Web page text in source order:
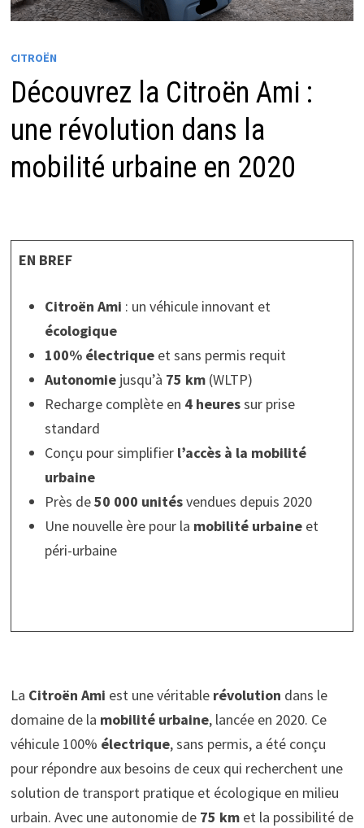
CITROËN
Découvrez la Citroën Ami :
une révolution dans la
mobilité urbaine en 2020
EN BREF
Citroën Ami : un véhicule innovant et
écologique
100% électriqueet sans permis requit
Autonomiejusqu’à 75 km(WLTP)
Recharge complète en 4 heuressur prise
standard
Conçu pour simplifier l’accès à la mobilité
urbaine
Près de50 000 unitésvendues depuis 2020
Une nouvelle ère pour la mobilité urbaineet
péri-urbaine
La Citroën Ami est une véritable révolution dans le
domaine de la mobilité urbaine, lancée en 2020. Ce
véhicule 100% électrique, sans permis, a été conçu
pour répondre aux besoins de ceux qui recherchent une
solution de transport pratique et écologique en milieu
urbain. Avec une autonomie de 75 kmet la possibilité de